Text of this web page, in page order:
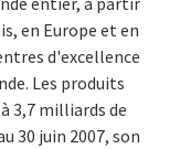
en Europe et en
d'excellence
Les produits
3,7 milliards de
30 juin 2007, son